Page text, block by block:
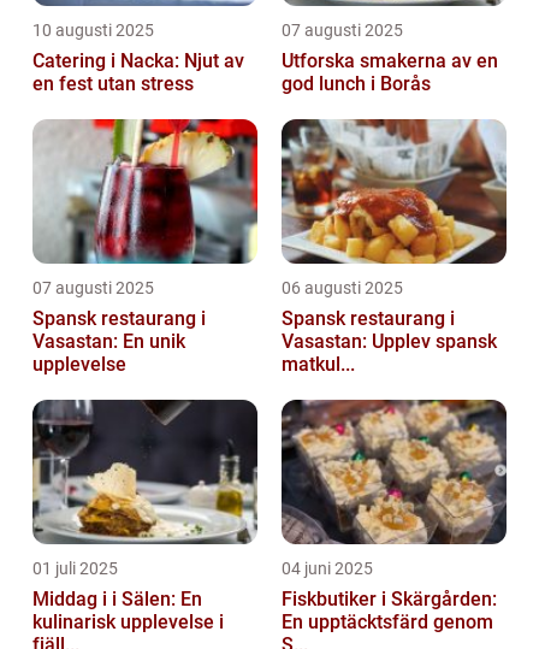
10 augusti 2025
Catering i Nacka: Njut av
en fest utan stress
07 augusti 2025
Utforska smakerna av en
god lunch i Borås
07 augusti 2025
Spansk restaurang i
Vasastan: En unik
upplevelse
06 augusti 2025
Spansk restaurang i
Vasastan: Upplev spansk
matkul...
01 juli 2025
Middag i i Sälen: En
kulinarisk upplevelse i
04 juni 2025
Fiskbutiker i Skärgården:
En upptäcktsfärd genom